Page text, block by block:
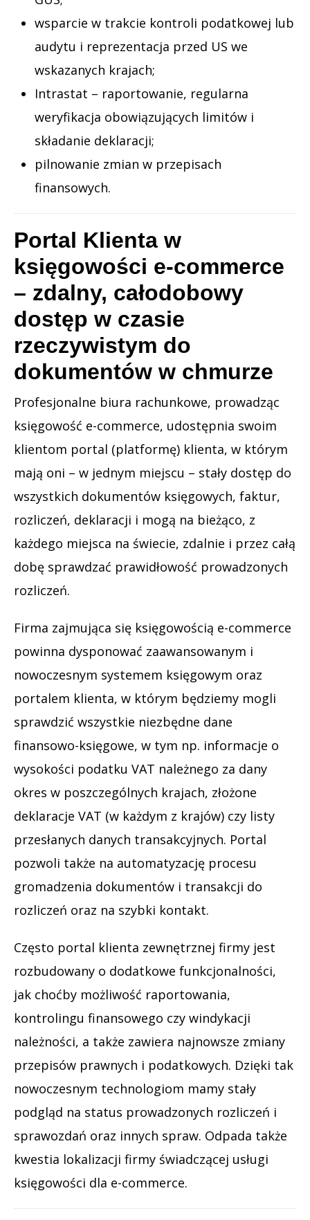
wsparcie w trakcie kontroli podatkowej lub
audytu i reprezentacja przed US we
wskazanych krajach;
Intrastat – raportowanie, regularna
weryfikacja obowiązujących limitów i
składanie deklaracji;
pilnowanie zmian w przepisach
finansowych.
Portal Klienta w
księgowości e-commerce
– zdalny, całodobowy
dostęp w czasie
rzeczywistym do
dokumentów w chmurze
Profesjonalne biura rachunkowe, prowadząc
księgowość e-commerce, udostępnia swoim
klientom portal (platformę) klienta, w którym
mają oni – w jednym miejscu – stały dostęp do
wszystkich dokumentów księgowych, faktur,
rozliczeń, deklaracji i mogą na bieżąco, z
każdego miejsca na świecie, zdalnie i przez całą
dobę sprawdzać prawidłowość prowadzonych
rozliczeń.
Firma zajmująca się księgowością e-commerce
powinna dysponować zaawansowanym i
nowoczesnym systemem księgowym oraz
portalem klienta, w którym będziemy mogli
sprawdzić wszystkie niezbędne dane
finansowo-księgowe, w tym np. informacje o
wysokości podatku VAT należnego za dany
okres w poszczególnych krajach, złożone
deklaracje VAT (w każdym z krajów) czy listy
przesłanych danych transakcyjnych. Portal
pozwoli także na automatyzację procesu
gromadzenia dokumentów i transakcji do
rozliczeń oraz na szybki kontakt.
Często portal klienta zewnętrznej firmy jest
rozbudowany o dodatkowe funkcjonalności,
jak choćby możliwość raportowania,
kontrolingu finansowego czy windykacji
należności, a także zawiera najnowsze zmiany
przepisów prawnych i podatkowych. Dzięki tak
nowoczesnym technologiom mamy stały
podgląd na status prowadzonych rozliczeń i
sprawozdań oraz innych spraw. Odpada także
kwestia lokalizacji firmy świadczącej usługi
księgowości dla e-commerce.